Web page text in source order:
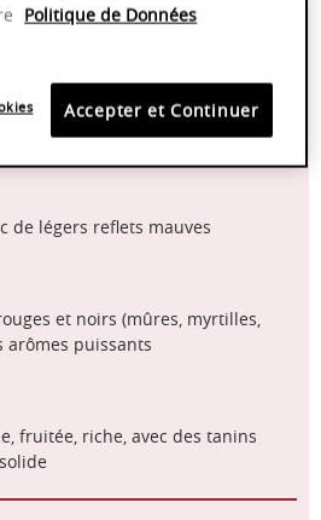
2024 - 2034
Pinot Noir
de légers reflets mauves
et noirs (mûres, myrtilles,
arômes puissants
fruitée, riche, avec des tanins
Politique de Données
Accepter et Continuer